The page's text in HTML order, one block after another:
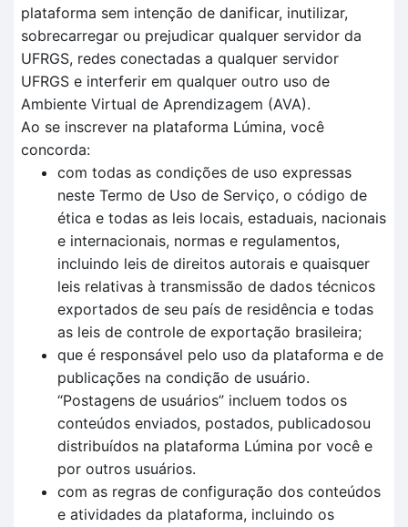
plataforma sem intenção de danificar, inutilizar,
sobrecarregar ou prejudicar qualquer servidor da
UFRGS, redes conectadas a qualquer servidor
UFRGS e interferir em qualquer outro uso de
Ambiente Virtual de Aprendizagem (AVA).
Ao se inscrever na plataforma Lúmina, você
concorda:
com todas as condições de uso expressas
neste Termo de Uso de Serviço, o código de
ética e todas as leis locais, estaduais, nacionais
e internacionais, normas e regulamentos,
incluindo leis de direitos autorais e quaisquer
leis relativas à transmissão de dados técnicos
exportados de seu país de residência e todas
as leis de controle de exportação brasileira;
que é responsável pelo uso da plataforma e de
publicações na condição de usuário.
“Postagens de usuários” incluem todos os
conteúdos enviados, postados, publicadosou
distribuídos na plataforma Lúmina por você e
por outros usuários.
com as regras de configuração dos conteúdos
e atividades da plataforma, incluindo os